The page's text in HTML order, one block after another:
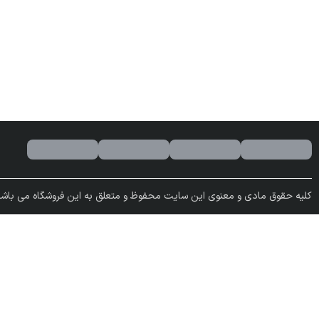
کلیه حقوق مادی و معنوی این سایت محفوظ و متعلق به این فروشگاه می